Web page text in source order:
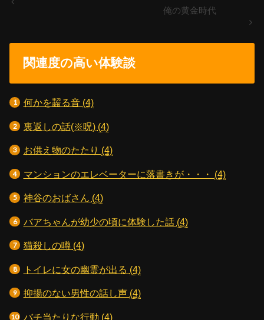
俺の黄金時代
関連度の高い体験談
何かを齧る音 (4)
裏返しの話(※呪) (4)
お供え物のたたり (4)
マンションのエレベーターに落書きが・・・ (4)
神谷のおばさん (4)
バアちゃんが幼少の頃に体験した話 (4)
猫殺しの噂 (4)
トイレに女の幽霊が出る (4)
抑揚のない男性の話し声 (4)
バチ当たりな行動 (4)